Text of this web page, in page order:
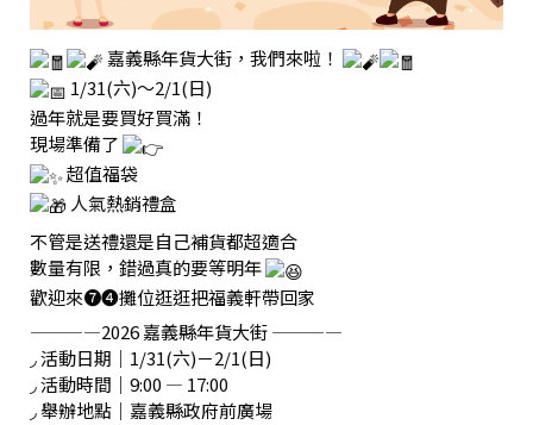
嘉義縣年貨大街，我們來啦！
1/31(六)～2/1(日)
過年就是要買好買滿！
現場準備了
超值福袋
人氣熱銷禮盒
不管是送禮還是自己補貨都超適合
數量有限，錯過真的要等明年
歡迎來❼❹攤位逛逛把福義軒帶回家
————2026 嘉義縣年貨大街 ————
◞ 活動日期｜1/31(六)－2/1(日)
◞ 活動時間｜9:00 — 17:00
◞ 舉辦地點｜嘉義縣政府前廣場